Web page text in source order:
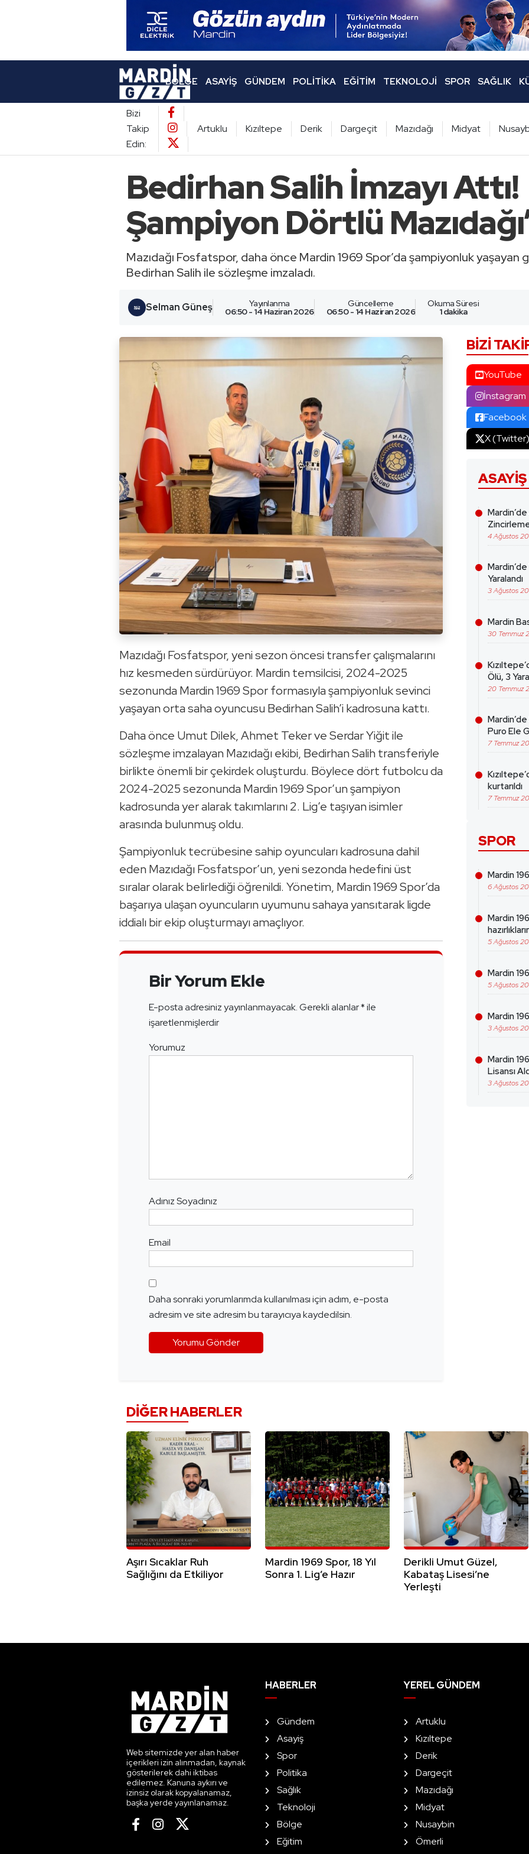
BÖLGE ASAYIŞ GÜNDEM POLITIKA EĞITIM TEKNOLOJI SPOR SAĞLIK
Bizi
Takip
Edin:
Artuklu Kızıltepe Derik Dargeçit Mazıdağı Midyat
Bedirhan Salih İmzayı Attı!
Şampiyon Dörtlü
Mazıdağı Fosfatspor, daha önce Mardin 1969 Spor’da şampiyonluk
Bedirhan Salih ile sözleşme imzaladı.
Selman Güneş Yayınlanma
06:50 - 14 Haziran 2026
Güncelleme
06:50 - 14 Haziran 2026
Okuma Süresi
1 dakika
Mazıdağı Fosfatspor, yeni sezon öncesi transfer çalışmalarını
hız kesmeden sürdürüyor. Mardin temsilcisi, 2024-2025
sezonunda Mardin 1969 Spor formasıyla şampiyonluk sevinci
yaşayan orta saha oyuncusu Bedirhan Salih’i kadrosuna kattı.
Daha önce Umut Dilek, Ahmet Teker ve Serdar Yiğit ile
sözleşme imzalayan Mazıdağı ekibi, Bedirhan Salih transferiyle
birlikte önemli bir çekirdek oluşturdu. Böylece dört futbolcu da
2024-2025 sezonunda Mardin 1969 Spor’un şampiyon
kadrosunda yer alarak takımlarını 2. Lig’e taşıyan isimler
arasında bulunmuş oldu.
Şampiyonluk tecrübesine sahip oyuncuları kadrosuna dahil
eden Mazıdağı Fosfatspor’un, yeni sezonda hedefini üst
sıralar olarak belirlediği öğrenildi. Yönetim, Mardin 1969 Spor’da
başarıya ulaşan oyuncuların uyumunu sahaya yansıtarak ligde
iddialı bir ekip oluşturmayı amaçlıyor.
Bir Yorum Ekle
E-posta adresiniz yayınlanmayacak.Gerekli alanlar*ile
işaretlenmişlerdir
Yorumuz
Adınız Soyadınız
Email
Daha sonraki yorumlarımda kullanılması için adım, e-posta
adresim ve site adresim bu tarayıcıya kaydedilsin.
BIZI
YouTube
İnstagram
Facebook
X (Twitter)
ASAYIŞ
4 Ağustos
Yaralandı
3 Ağustos
Mardin
30 Temmuz
Ölü, 3
20 Temmuz
Puro Ele
7 Temmuz
kurtarıldı
7 Temmuz
SPOR
Mardin
6 Ağustos
Mardin
5 Ağustos
Mardin
5 Ağustos
Mardin
3 Ağustos
Mardin
Lisansı
3 Ağustos
DIĞER HABERLER
Aşırı Sıcaklar Ruh
Sağlığını da Etkiliyor
Mardin 1969 Spor, 18 Yıl
Sonra 1. Lig’e Hazır
Derikli Umut Güzel,
Kabataş Lisesi’ne
Yerleşti
Web sitemizde yer alan haber
içerikleri izin alınmadan, kaynak
gösterilerek dahi iktibas
edilemez. Kanuna aykırı ve
izinsiz olarak kopyalanamaz,
başka yerde yayınlanamaz.
HABERLER
Gündem
Asayiş
Spor
Politika
Sağlık
Teknoloji
Bölge
Eğitim
YEREL GÜNDEM
Artuklu
Kızıltepe
Derik
Dargeçit
Mazıdağı
Midyat
Nusaybin
Ömerli